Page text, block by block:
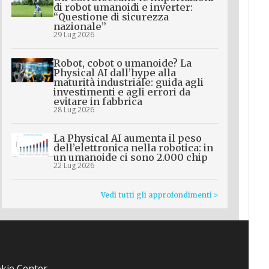
di robot umanoidi e inverter:
“Questione di sicurezza
nazionale”
29 Lug 2026
Robot, cobot o umanoide? La
Physical AI dall’hype alla
maturità industriale: guida agli
investimenti e agli errori da
evitare in fabbrica
28 Lug 2026
La Physical AI aumenta il peso
dell’elettronica nella robotica: in
un umanoide ci sono 2.000 chip
22 Lug 2026
Vedi tutti gli approfondimenti >